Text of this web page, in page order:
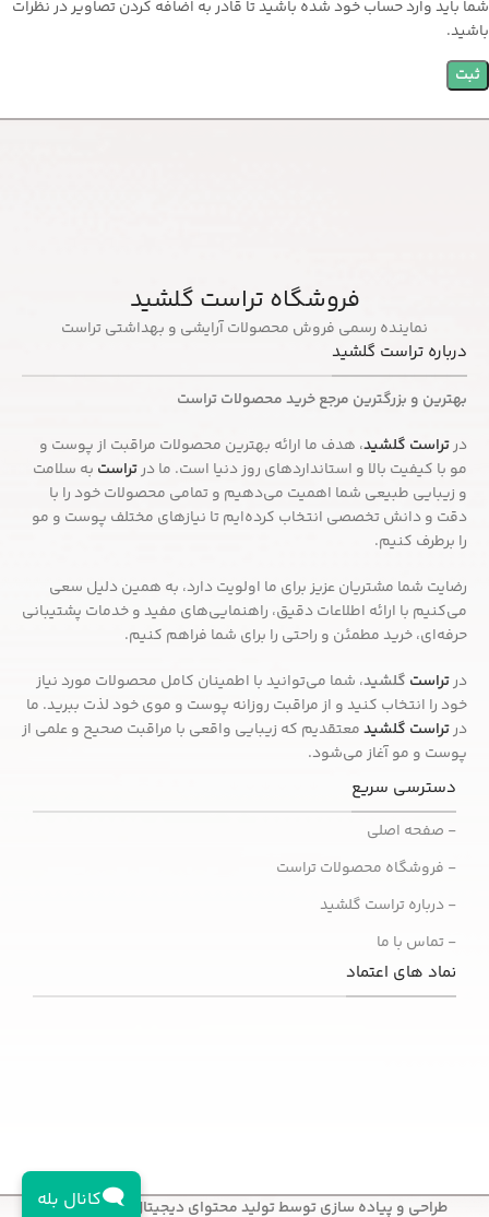
شما باید وارد حساب خود شده باشید تا قادر به اضافه کردن تصاویر در نظرات
باشید.
فروشگاه تراست گلشید
نماینده رسمی فروش محصولات آرایشی و بهداشتی تراست
درباره تراست گلشید
بهترین و بزرگترین مرجع خرید محصولات تراست
درتراست گلشید، هدف ما ارائه بهترین محصولات مراقبت از پوست و
مو با کیفیت بالا و استانداردهای روز دنیا است. ما درتراست به سلامت
و زیبایی طبیعی شما اهمیت می‌دهیم و تمامی محصولات خود را با
دقت و دانش تخصصی انتخاب کرده‌ایم تا نیازهای مختلف پوست و مو
را برطرف کنیم.
رضایت شما مشتریان عزیز برای ما اولویت دارد، به همین دلیل سعی
می‌کنیم با ارائه اطلاعات دقیق، راهنمایی‌های مفید و خدمات پشتیبانی
حرفه‌ای، خرید مطمئن و راحتی را برای شما فراهم کنیم.
درتراست گلشید، شما می‌توانید با اطمینان کامل محصولات مورد نیاز
خود را انتخاب کنید و از مراقبت روزانه پوست و موی خود لذت ببرید. ما
درتراست گلشیدمعتقدیم که زیبایی واقعی با مراقبت صحیح و علمی از
پوست و مو آغاز می‌شود.
🗨️کانال بله
دسترسی سریع
- صفحه اصلی
- فروشگاه محصولات تراست
- درباره تراست گلشید
- تماس با ما
نماد های اعتماد
طراحی و پیاده سازی توسط تولید محتوای دیجیتال هدا استودیو